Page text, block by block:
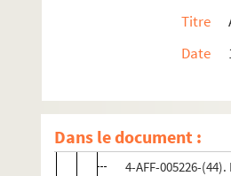
Titre
Date
Dans le document :
4-AFF-005226-
4-AFF-005226-
4-AFF-005226-(43).
4-AFF-005226-
4-AFF-005226-